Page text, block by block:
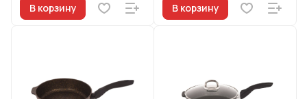
В корзину В корзину